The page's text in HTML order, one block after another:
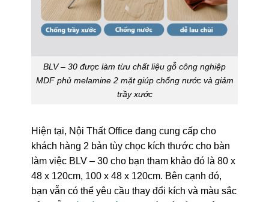
BLV – 30 được làm từu chất liệu gỗ công nghiệp
MDF phủ melamine 2 mặt giúp chống nước và giảm
trầy xước
Hiện tại, Nội Thất Office đang cung cấp cho
khách hàng 2 bản tùy chọc kích thước cho bàn
làm việc BLV – 30 cho bạn tham khảo đó là 80 x
48 x 120cm, 100 x 48 x 120cm. Bên cạnh đó,
bạn vẫn có thể yêu cầu thay đổi kích và màu sắc